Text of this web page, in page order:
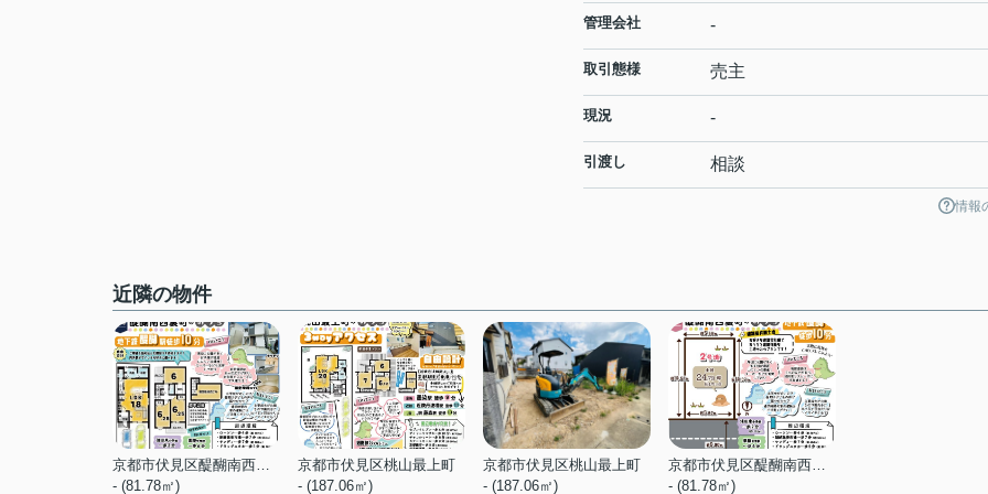
管理会社 -
取引態様 売主
現況 -
引渡し 相談
情報
近隣の物件
京都市伏見区醍醐南西裏町
- (81.78㎡)
京都市伏見区桃山最上町
- (187.06㎡)
京都市伏見区桃山最上町
- (187.06㎡)
京都市伏見区醍醐南西裏町
- (81.78㎡)